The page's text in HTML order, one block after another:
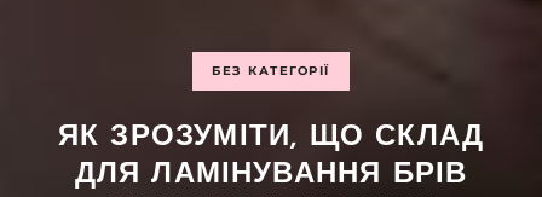
БЕЗ КАТЕГОРІЇ
ЯК ЗРОЗУМІТИ, ЩО СКЛАД
ДЛЯ ЛАМІНУВАННЯ БРІВ